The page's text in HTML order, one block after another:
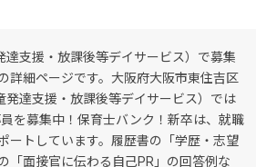
達支援・放課後等デイサービス）で募集
詳細ページです。大阪府大阪市東住吉区
発達支援・放課後等デイサービス）では
を募集中！保育士バンク！新卒は、就職
ートしています。履歴書の「学歴・志望
「面接官に伝わる自己PR」の回答例な